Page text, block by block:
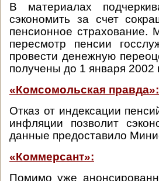
В материалах
сэкономить за счет
пенсионное страхование.
пересмотр пенсии
провести денежную
получены до 1 января 2002
«Комсомольская правда»:
Отказ от индексации
инфляции позволит
данные предоставило
«Коммерсант»:
Помимо уже